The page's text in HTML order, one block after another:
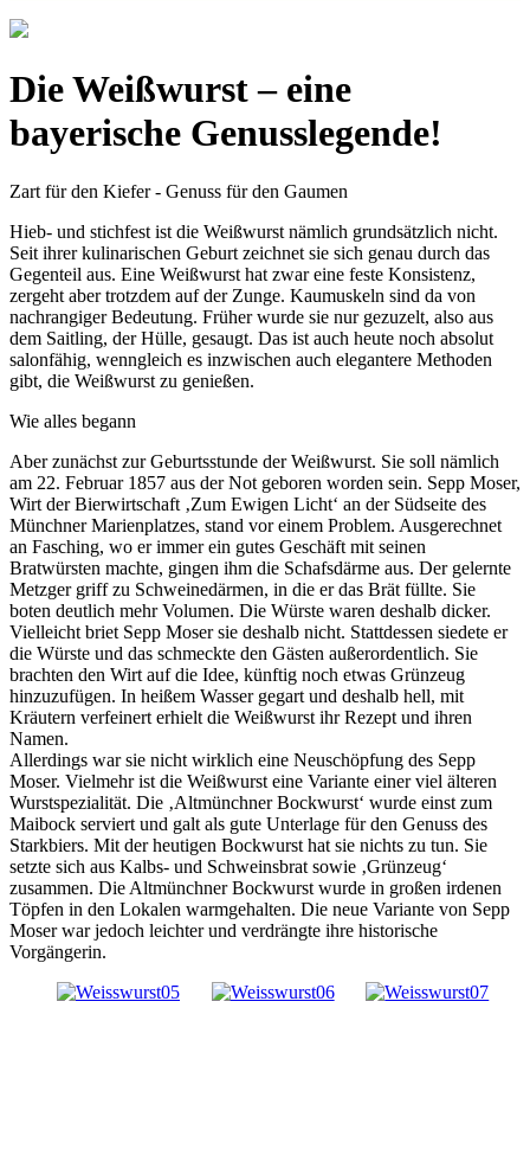
Die Weißwurst – eine
bayerische Genusslegende!
Zart für den Kiefer - Genuss für den Gaumen
Hieb- und stichfest ist die Weißwurst nämlich grundsätzlich nicht.
Seit ihrer kulinarischen Geburt zeichnet sie sich genau durch das
Gegenteil aus. Eine Weißwurst hat zwar eine feste Konsistenz,
zergeht aber trotzdem auf der Zunge. Kaumuskeln sind da von
nachrangiger Bedeutung. Früher wurde sie nur gezuzelt, also aus
dem Saitling, der Hülle, gesaugt. Das ist auch heute noch absolut
salonfähig, wenngleich es inzwischen auch elegantere Methoden
gibt, die Weißwurst zu genießen.
Wie alles begann
Aber zunächst zur Geburtsstunde der Weißwurst. Sie soll nämlich
am 22. Februar 1857 aus der Not geboren worden sein. Sepp Moser,
Wirt der Bierwirtschaft ‚Zum Ewigen Licht‘ an der Südseite des
Münchner Marienplatzes, stand vor einem Problem. Ausgerechnet
an Fasching, wo er immer ein gutes Geschäft mit seinen
Bratwürsten machte, gingen ihm die Schafsdärme aus. Der gelernte
Metzger griff zu Schweinedärmen, in die er das Brät füllte. Sie
boten deutlich mehr Volumen. Die Würste waren deshalb dicker.
Vielleicht briet Sepp Moser sie deshalb nicht. Stattdessen siedete er
die Würste und das schmeckte den Gästen außerordentlich. Sie
brachten den Wirt auf die Idee, künftig noch etwas Grünzeug
hinzuzufügen. In heißem Wasser gegart und deshalb hell, mit
Kräutern verfeinert erhielt die Weißwurst ihr Rezept und ihren
Namen.
Allerdings war sie nicht wirklich eine Neuschöpfung des Sepp
Moser. Vielmehr ist die Weißwurst eine Variante einer viel älteren
Wurstspezialität. Die ‚Altmünchner Bockwurst‘ wurde einst zum
Maibock serviert und galt als gute Unterlage für den Genuss des
Starkbiers. Mit der heutigen Bockwurst hat sie nichts zu tun. Sie
setzte sich aus Kalbs- und Schweinsbrat sowie ‚Grünzeug‘
zusammen. Die Altmünchner Bockwurst wurde in großen irdenen
Töpfen in den Lokalen warmgehalten. Die neue Variante von Sepp
Moser war jedoch leichter und verdrängte ihre historische
Vorgängerin.